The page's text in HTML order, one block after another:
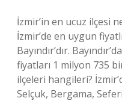
İzmir’in en ucuz ilçesi
İzmir’de en uygun
Bayındır’dır.
fiyatları 1 milyon 735
ilçeleri hangileri?
Selçuk, Bergama,